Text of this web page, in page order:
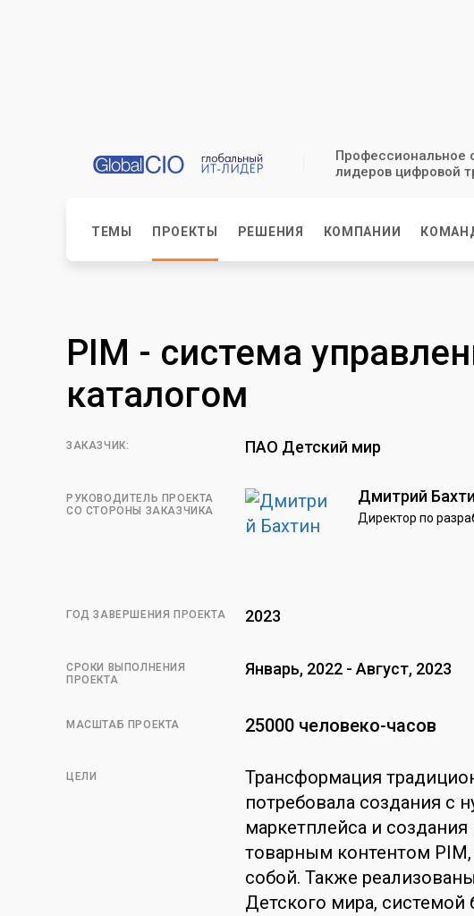
Профессиональное
лидеров цифровой
ТЕМЫ ПРОЕКТЫ РЕШЕНИЯ КОМПАНИИ
PIM - система
каталогом
ЗАКАЗЧИК: ПАО Детский мир
РУКОВОДИТЕЛЬ ПРОЕКТА
СО СТОРОНЫ ЗАКАЗЧИКА
Дмитрий
Директор по
ГОД ЗАВЕРШЕНИЯ ПРОЕКТА 2023
СРОКИ ВЫПОЛНЕНИЯ
ПРОЕКТА
Январь, 2022 - Август, 2023
МАСШТАБ ПРОЕКТА 25000 человеко-часов
ЦЕЛИ
Трансформация
потребовала создания с
маркетплейса и
товарным контентом
собой. Также
Детского мира, системой